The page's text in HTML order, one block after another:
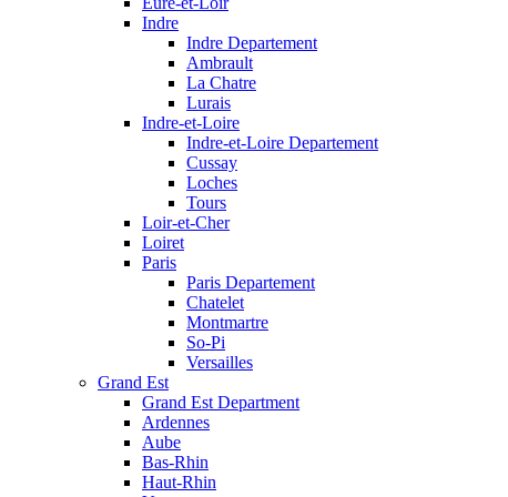
Indre
Indre Departement
Ambrault
La Chatre
Lurais
Indre-et-Loire
Indre-et-Loire Departement
Cussay
Loches
Tours
Loir-et-Cher
Loiret
Paris
Paris Departement
Chatelet
Montmartre
So-Pi
Versailles
Grand Est
Grand Est Department
Ardennes
Aube
Bas-Rhin
Haut-Rhin